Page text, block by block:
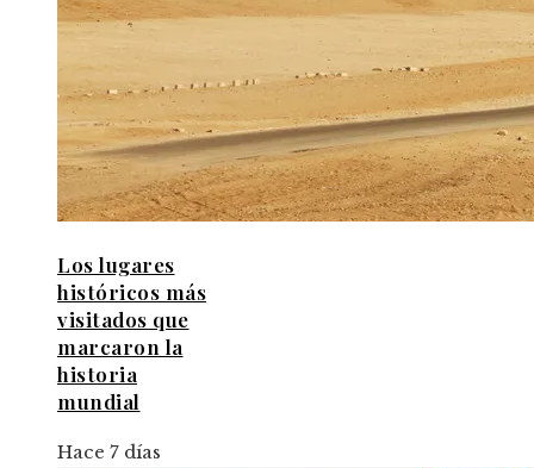
Los lugares
históricos más
visitados que
marcaron la
historia
mundial
Hace 7 días